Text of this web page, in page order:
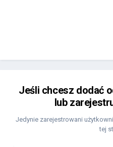
Jeśli chcesz dodać
lub
Jedynie zarejestrowani
tej